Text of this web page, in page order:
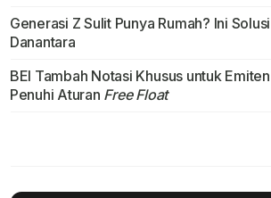
Generasi Z Sulit Punya Rumah? Ini
Danantara
BEI Tambah Notasi Khusus untuk
Penuhi Aturan Free Float